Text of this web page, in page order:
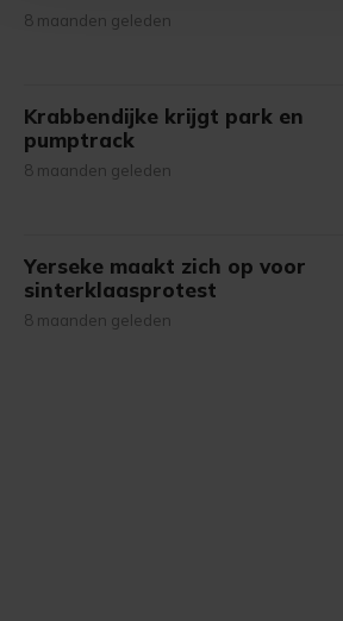
bezoek makkelijker en persoonlijker.
onze cookiepagina kun je ons
8 maanden geleden
Krabbendijke krijgt park en
pumptrack
8 maanden geleden
Yerseke maakt zich op voor
sinterklaasprotest
8 maanden geleden